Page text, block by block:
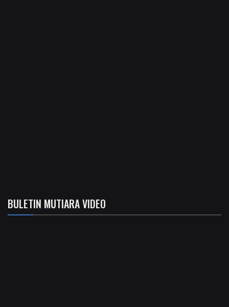
BULETIN MUTIARA VIDEO